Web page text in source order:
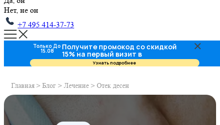
Нет, не он
+7 495 414-37-73
Главная > Блог > Лечение > Отек десен
Только До
15.08 Получите промокод со скидкой
15% на первый визит в
стоматологию
Узнать подробнее